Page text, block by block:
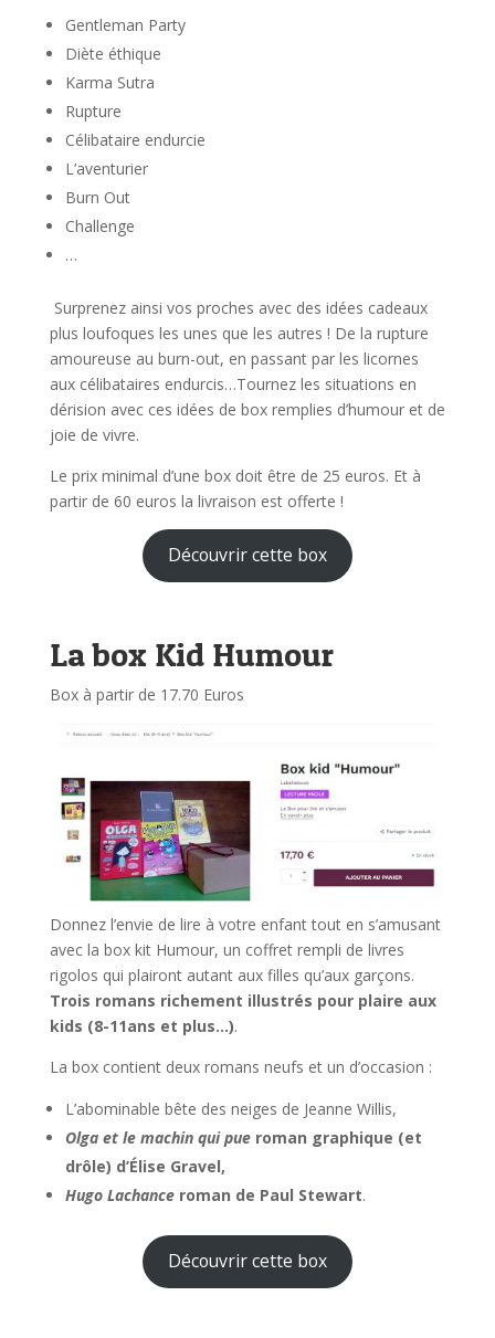
Gentleman Party
Diète éthique
Karma Sutra
Rupture
Célibataire endurcie
L’aventurier
Burn Out
Challenge
…
Surprenez ainsi vos proches avec des idées cadeaux
plus loufoques les unes que les autres ! De la rupture
amoureuse au burn-out, en passant par les licornes
aux célibataires endurcis…Tournez les situations en
dérision avec ces idées de box remplies d’humour et de
joie de vivre.
Le prix minimal d’une box doit être de 25 euros. Et à
partir de 60 euros la livraison est offerte !
Découvrir cette box
La box Kid Humour
Box à partir de 17.70 Euros
Donnez l’envie de lire à votre enfant tout en s’amusant
avec la box kit Humour, un coffret rempli de livres
rigolos qui plairont autant aux filles qu’aux garçons.
Trois romans richement illustrés pour plaire aux
kids (8-11ans et plus…).
La box contient deux romans neufs et un d’occasion :
L’abominable bête des neiges de Jeanne Willis,
Olga et le machin qui pueroman graphique (et
drôle) d’Élise Gravel,
Hugo Lachanceroman de Paul Stewart.
Découvrir cette box